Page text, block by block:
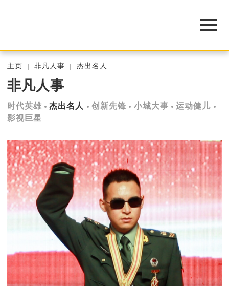
主页 非凡人事 杰出名人
非凡人事
时代英雄 杰出名人 创新先锋 小城大事
运动健儿
影视巨星